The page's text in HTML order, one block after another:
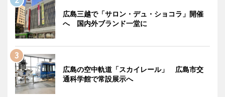
広島三越で「サロン・デュ・ショコラ」開催
へ 国内外ブランド一堂に
広島の空中軌道「スカイレール」 広島市交
通科学館で常設展示へ